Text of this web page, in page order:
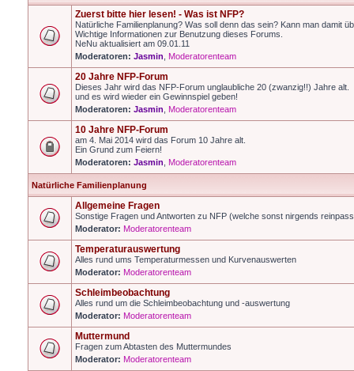
Zuerst bitte hier lesen! - Was ist NFP?
Natürliche Familienplanung? Was soll denn das sein? Kann man damit
Wichtige Informationen zur Benutzung dieses Forums.
NeNu aktualisiert am 09.01.11
Moderatoren: Jasmin Moderatorenteam
20 Jahre NFP-Forum
Dieses Jahr wird das NFP-Forum unglaubliche 20 (zwanzig!!) Jahre alt.
und es wird wieder ein Gewinnspiel geben!
Moderatoren: Jasmin Moderatorenteam
10 Jahre NFP-Forum
am 4. Mai 2014 wird das Forum 10 Jahre alt.
Ein Grund zum Feiern!
Moderatoren: Jasmin Moderatorenteam
Natürliche Familienplanung
Allgemeine Fragen
Sonstige Fragen und Antworten zu NFP (welche sonst nirgends
Moderator: Moderatorenteam
Temperaturauswertung
Alles rund ums Temperaturmessen und Kurvenauswerten
Moderator: Moderatorenteam
Schleimbeobachtung
Alles rund um die Schleimbeobachtung und -auswertung
Moderator: Moderatorenteam
Muttermund
Fragen zum Abtasten des Muttermundes
Moderator: Moderatorenteam